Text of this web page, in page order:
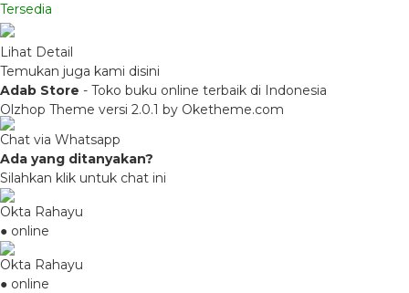
Tersedia
Lihat Detail
Temukan juga kami disini
Adab Store - Toko buku online terbaik di Indonesia
Olzhop Theme versi 2.0.1 by Oketheme.com
Chat via Whatsapp
Ada yang ditanyakan?
Silahkan klik untuk chat ini
Okta Rahayu
● online
Okta Rahayu
● online